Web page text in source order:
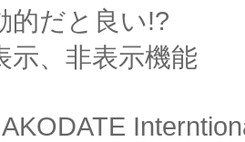
的だと良い!?
示、非表示機能